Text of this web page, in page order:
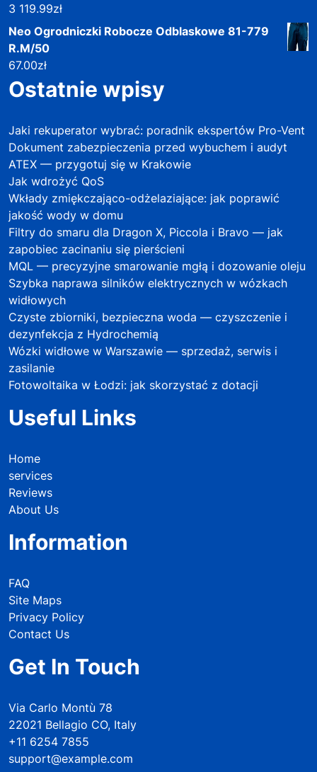
3 119.99zł
Neo Ogrodniczki Robocze Odblaskowe 81-779
R.M/50
67.00zł
Ostatnie wpisy
Jaki rekuperator wybrać: poradnik ekspertów Pro-Vent
Dokument zabezpieczenia przed wybuchem i audyt
ATEX — przygotuj się w Krakowie
Jak wdrożyć QoS
Wkłady zmiękczająco-odżelaziające: jak poprawić
jakość wody w domu
Filtry do smaru dla Dragon X, Piccola i Bravo — jak
zapobiec zacinaniu się pierścieni
MQL — precyzyjne smarowanie mgłą i dozowanie oleju
Szybka naprawa silników elektrycznych w wózkach
widłowych
Czyste zbiorniki, bezpieczna woda — czyszczenie i
dezynfekcja z Hydrochemią
Wózki widłowe w Warszawie — sprzedaż, serwis i
zasilanie
Fotowoltaika w Łodzi: jak skorzystać z dotacji
Useful Links
Home
services
Reviews
About Us
Information
FAQ
Site Maps
Privacy Policy
Contact Us
Get In Touch
Via Carlo Montù 78
22021 Bellagio CO, Italy
+11 6254 7855
support@example.com